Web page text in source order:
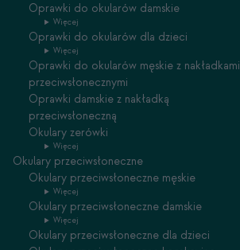
Oprawki do okularów damskie
Więcej
Oprawki do okularów dla dzieci
Więcej
Oprawki do okularów męskie z nakładkami
przeciwsłonecznymi
Oprawki damskie z nakładką
przeciwsłoneczną
Okulary zerówki
Więcej
Okulary przeciwsłoneczne
Okulary przeciwsłoneczne męskie
Więcej
Okulary przeciwsłoneczne damskie
Więcej
Okulary przeciwsłoneczne dla dzieci